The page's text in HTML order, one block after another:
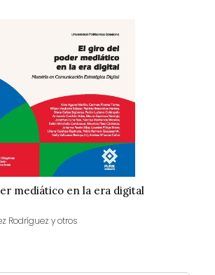
mediático en la era digital
Rodríguez y otros